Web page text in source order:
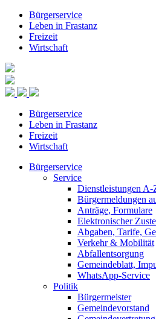
Bürgerservice
Leben in Frastanz
Freizeit
Wirtschaft
Bürgerservice
Leben in Frastanz
Freizeit
Wirtschaft
Bürgerservice
Service
Dienstleistungen A-
Bürgermeldungen
Anträge, Formulare
Elektronischer
Abgaben, Tarife,
Verkehr & Mobilität
Abfallentsorgung
Gemeindeblatt,
WhatsApp-Service
Politik
Bürgermeister
Gemeindevorstand